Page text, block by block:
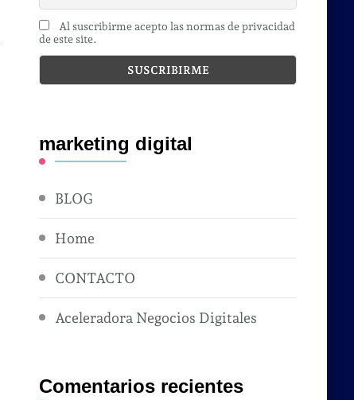
Al suscribirme acepto las normas de privacidad
de este site.
marketing digital
BLOG
Home
CONTACTO
Aceleradora Negocios Digitales
Comentarios recientes